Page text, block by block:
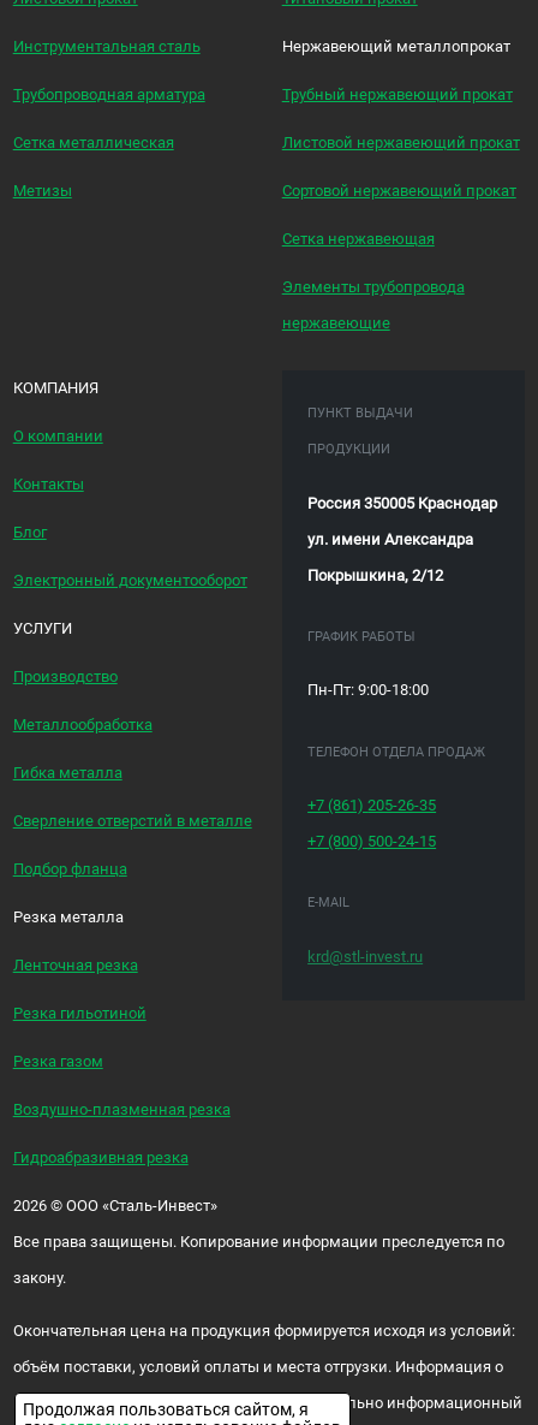
Инструментальная сталь
Трубопроводная арматура
Сетка металлическая
Метизы
Нержавеющий металлопрокат
Трубный нержавеющий прокат
Листовой нержавеющий прокат
Сортовой нержавеющий прокат
Сетка нержавеющая
Элементы трубопровода
нержавеющие
КОМПАНИЯ
О компании
Контакты
Блог
Электронный документооборот
УСЛУГИ
Производство
Металлообработка
Гибка металла
Сверление отверстий в металле
Подбор фланца
Резка металла
Ленточная резка
Резка гильотиной
Резка газом
Воздушно-плазменная резка
Гидроабразивная резка
ПУНКТ ВЫДАЧИ
ПРОДУКЦИИ
Россия 350005 Краснодар
ул. имени Александра
Покрышкина, 2/12
ГРАФИК РАБОТЫ
Пн-Пт: 9:00-18:00
ТЕЛЕФОН ОТДЕЛА ПРОДАЖ
+7 (861)205-26-35
+7 (800) 500-24-15
E-MAIL
krd@stl-invest.ru
2026 ©ООО «Сталь-Инвест»
Все права защищены. Копирование информации преследуется по
закону.
Окончательная цена на продукция формируется исходя из условий:
объём поставки, условий оплаты и места отгрузки. Информация о
цене и наличии продукции носит исключительно информационный
Продолжая пользоваться сайтом, я